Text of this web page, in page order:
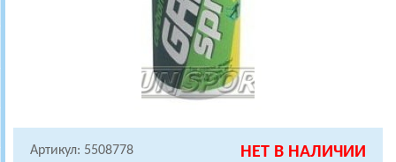
Артикул: 5508778 НЕТ В НАЛИЧИИ